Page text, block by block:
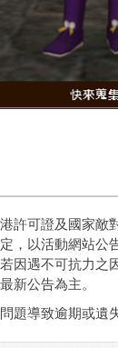
許可證及國家敵
，以活動網站公
因遇不可抗力之
新公告為主。
題導致逾期或遺